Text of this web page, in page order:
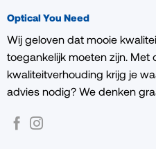
Optical You Need
Wij geloven dat mooie
toegankelijk moeten zijn. Met
kwaliteitverhouding krijg je
advies nodig? We denken